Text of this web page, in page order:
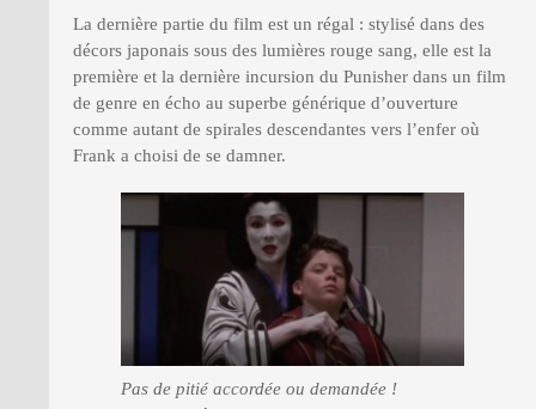
La dernière partie du film est un régal : stylisé dans des
décors japonais sous des lumières rouge sang, elle est la
première et la dernière incursion du Punisher dans un film
de genre en écho au superbe générique d’ouverture
comme autant de spirales descendantes vers l’enfer où
Frank a choisi de se damner.
Pas de pitié accordée ou demandée !